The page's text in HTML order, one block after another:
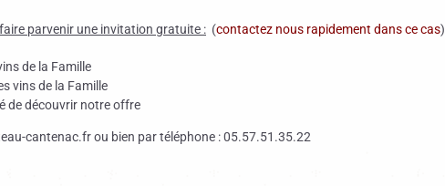
parvenir une invitation gratuite : (contactez nous rapidement dans ce cas)
de la Famille
vins de la Famille
de découvrir notre offre
cantenac.fr ou bien par téléphone : 05.57.51.35.22